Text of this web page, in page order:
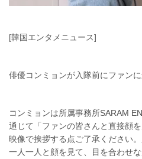
[韓国エンタメニュース]
俳優コンミョンが入隊前にファンに
コンミョンは所属事務所SARAM
通じて「ファンの皆さんと直接顔
映像で挨拶する点ご了承ください
一人一人と顔を見て、目を合わせ